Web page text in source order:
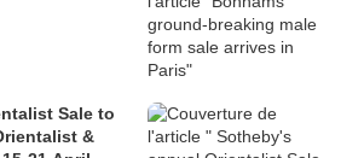
Sale to
&